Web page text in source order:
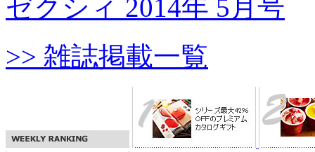
ゼクシィ 2014年 5月号
>> 雑誌掲載一覧